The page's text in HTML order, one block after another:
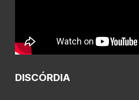
DISCÓRDIA